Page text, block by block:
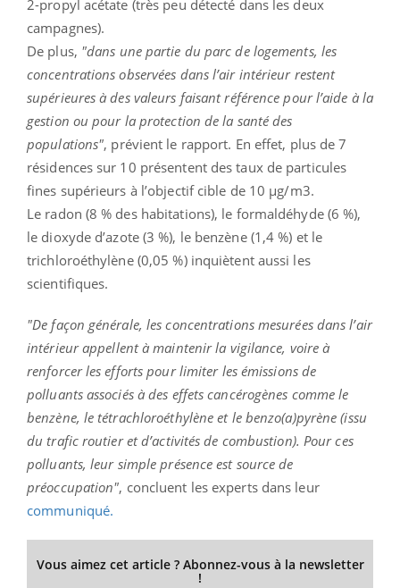
2-propyl acétate (très peu détecté dans les deux
campagnes).
De plus, "dans une partie du parc de logements, les
concentrations observées dans l’air intérieur restent
supérieures à des valeurs faisant référence pour l’aide à la
gestion ou pour la protection de la santé des
populations", prévient le rapport. En effet, plus de 7
résidences sur 10 présentent des taux de particules
fines supérieurs à l’objectif cible de 10 μg/m3.
Le radon (8 % des habitations), le formaldéhyde (6 %),
le dioxyde d’azote (3 %), le benzène (1,4 %) et le
trichloroéthylène (0,05 %) inquiètent aussi les
scientifiques.
"De façon générale, les concentrations mesurées dans l’air
intérieur appellent à maintenir la vigilance, voire à
renforcer les efforts pour limiter les émissions de
polluants associés à des effets cancérogènes comme le
benzène, le tétrachloroéthylène et le benzo(a)pyrène (issu
du trafic routier et d’activités de combustion). Pour ces
polluants, leur simple présence est source de
préoccupation", concluent les experts dans leur
communiqué.
Vous aimez cet article ? Abonnez-vous à la newsletter
!